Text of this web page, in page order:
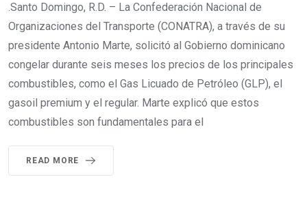
.Santo Domingo, R.D. – La Confederación Nacional de
Organizaciones del Transporte (CONATRA), a través de su
presidente Antonio Marte, solicitó al Gobierno dominicano
congelar durante seis meses los precios de los principales
combustibles, como el Gas Licuado de Petróleo (GLP), el
gasoil premium y el regular. Marte explicó que estos
combustibles son fundamentales para el
READ MORE